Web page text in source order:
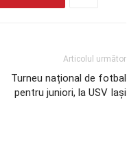
Articolul următor
Turneu național de fotbal
pentru juniori, la USV Iași